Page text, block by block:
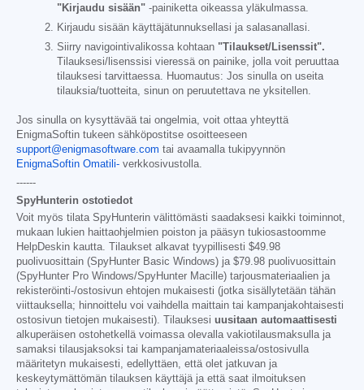
"Kirjaudu sisään" -painiketta oikeassa yläkulmassa.
Kirjaudu sisään käyttäjätunnuksellasi ja salasanallasi.
Siirry navigointivalikossa kohtaan "Tilaukset/Lisenssit".
Tilauksesi/lisenssisi vieressä on painike, jolla voit peruuttaa
tilauksesi tarvittaessa. Huomautus: Jos sinulla on useita
tilauksia/tuotteita, sinun on peruutettava ne yksitellen.
Jos sinulla on kysyttävää tai ongelmia, voit ottaa yhteyttä
EnigmaSoftin tukeen sähköpostitse osoitteeseen
support@enigmasoftware.com tai avaamalla tukipyynnön
EnigmaSoftin Omatili- verkkosivustolla.
------
SpyHunterin ostotiedot
Voit myös tilata SpyHunterin välittömästi saadaksesi kaikki toiminnot,
mukaan lukien haittaohjelmien poiston ja pääsyn tukiosastoomme
HelpDeskin kautta. Tilaukset alkavat tyypillisesti $49.98
puolivuosittain (SpyHunter Basic Windows) ja $79.98 puolivuosittain
(SpyHunter Pro Windows/SpyHunter Macille) tarjousmateriaalien ja
rekisteröinti-/ostosivun ehtojen mukaisesti (jotka sisällytetään tähän
viittauksella; hinnoittelu voi vaihdella maittain tai kampanjakohtaisesti
ostosivun tietojen mukaisesti). Tilauksesi uusitaan automaattisesti
alkuperäisen ostohetkellä voimassa olevalla vakiotilausmaksulla ja
samaksi tilausjaksoksi tai kampanjamateriaaleissa/ostosivulla
määritetyn mukaisesti, edellyttäen, että olet jatkuvan ja
keskeytymättömän tilauksen käyttäjä ja että saat ilmoituksen